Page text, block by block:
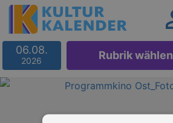
06.08.
2026 Rubrik wählen